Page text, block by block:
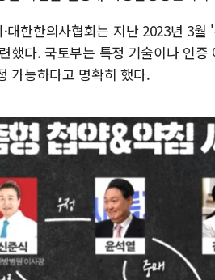
대한한의사협회는 지난 2023년 3
했다. 국토부는 특정 기술이나 인증
가능하다고 명확히 했다.